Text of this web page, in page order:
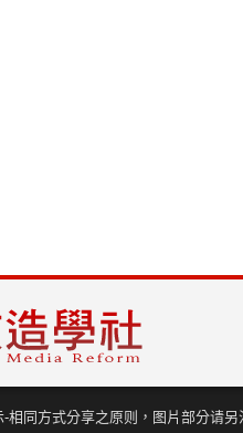
同方式分享之原则，图片部分请另